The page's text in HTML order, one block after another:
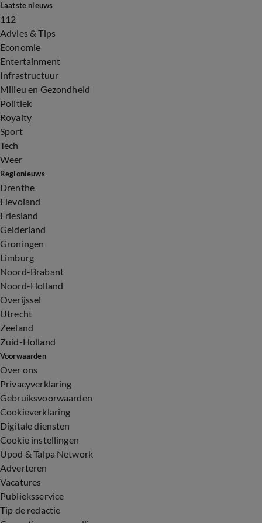
Laatste nieuws
112
Advies & Tips
Economie
Entertainment
Infrastructuur
Milieu en Gezondheid
Politiek
Royalty
Sport
Tech
Weer
Regionieuws
Drenthe
Flevoland
Friesland
Gelderland
Groningen
Limburg
Noord-Brabant
Noord-Holland
Overijssel
Utrecht
Zeeland
Zuid-Holland
Voorwaarden
Over ons
Privacyverklaring
Gebruiksvoorwaarden
Cookieverklaring
Digitale diensten
Cookie instellingen
Upod & Talpa Network
Adverteren
Vacatures
Publieksservice
Tip de redactie